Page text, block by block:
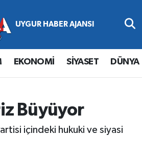
EKONOMİ SİYASET DÜNYA
Büyüyor
içindeki hukuki ve siyasi
ve Fikstür